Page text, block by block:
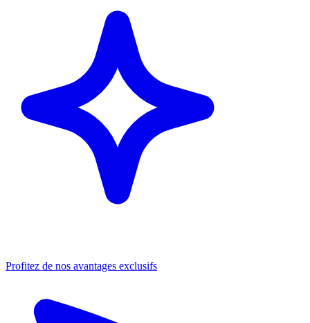
Profitez de nos avantages exclusifs